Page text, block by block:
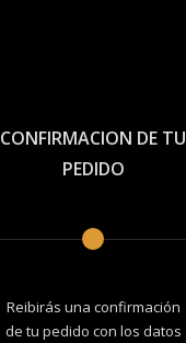
CONFIRMACION DE TU
PEDIDO
Reibirás una confirmación
de tu pedido con los datos